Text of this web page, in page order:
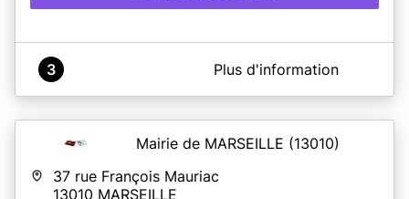
A propos de Mairie de Fort de France (Centre Ville)
- Déposer vos demandes de titres d'identité,
- Élaborer vos dossiers de mariages ou pacs,
- Réaliser vos déclarations de naissances et de
reconnaissances,
3 Plus d'information
Mairie de MARSEILLE (13010)
37 rue François Mauriac
13010 MARSEILLE